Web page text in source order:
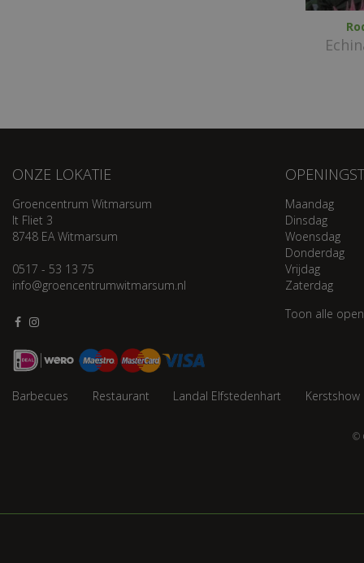
ONZE LOKATIE
Groencentrum Witmarsum
It Fliet 3
8748 EA Witmarsum
0517 - 53 13 75
info@groencentrumwitmarsum.nl
Maandag
Dinsdag
Woensdag
Donderdag
Vrijdag
Zaterdag
Toon alle
Barbecues Restaurant Landal Elfstedenhart Kerstshow
©